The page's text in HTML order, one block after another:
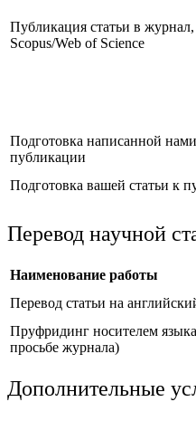
Публикация статьи в
Scopus/Web of Science
Подготовка написанной
публикации
Подготовка вашей статьи к
Перевод научной
Наименование работы
Перевод статьи на
Пруфридинг носителем
просьбе журнала)
Дополнительные